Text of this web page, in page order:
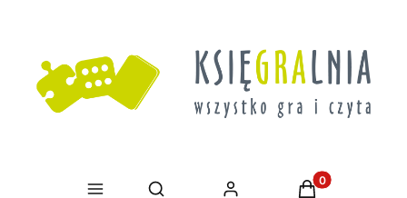
Otwórz wyszukiwarkę Produkty w